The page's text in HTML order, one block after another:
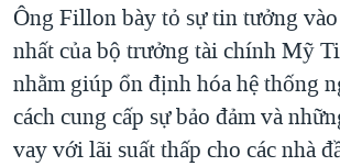
Ông Fillon bày tỏ sự tin tưởng
nhất của bộ trưởng tài chính Mỹ
nhằm giúp ổn định hóa hệ thống
cách cung cấp sự bảo đảm và
vay với lãi suất thấp cho các nhà